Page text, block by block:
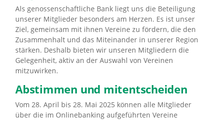
Als genossenschaftliche Bank liegt uns die Beteiligung
unserer Mitglieder besonders am Herzen. Es ist unser
Ziel, gemeinsam mit ihnen Vereine zu fördern, die den
Zusammenhalt und das Miteinander in unserer Region
stärken. Deshalb bieten wir unseren Mitgliedern die
Gelegenheit, aktiv an der Auswahl von Vereinen
mitzuwirken.
Abstimmen und mitentscheiden
Vom 28. April bis 28. Mai 2025 können alle Mitglieder
über die im Onlinebanking aufgeführten Vereine